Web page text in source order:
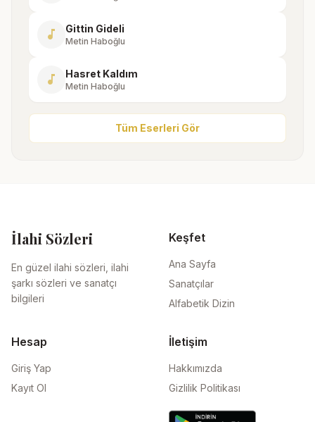
music_note Gittin Gideli
Metin Haboğlu
music_note Hasret Kaldım
Metin Haboğlu
Tüm Eserleri Gör
İlahi Sözleri
En güzel ilahi sözleri, ilahi
şarkı sözleri ve sanatçı
bilgileri
Keşfet
Ana Sayfa
Sanatçılar
Alfabetik Dizin
Hesap
Giriş Yap
Kayıt Ol
İletişim
Hakkımızda
Gizlilik Politikası